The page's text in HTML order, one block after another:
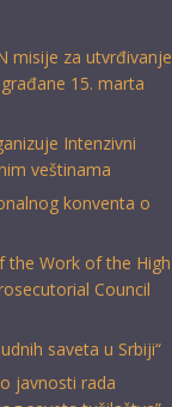
misije za utvrđivanje
15. marta
Intenzivni
veštinama
konventa o
the Work of the High
Council
saveta u Srbiji“
javnosti rada